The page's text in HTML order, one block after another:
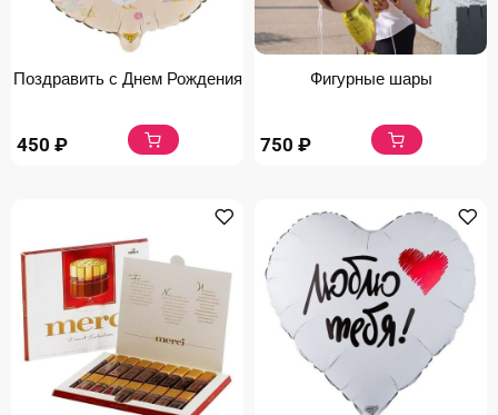
Поздравить с Днем Рождения
450 ₽
Фигурные шары
750 ₽